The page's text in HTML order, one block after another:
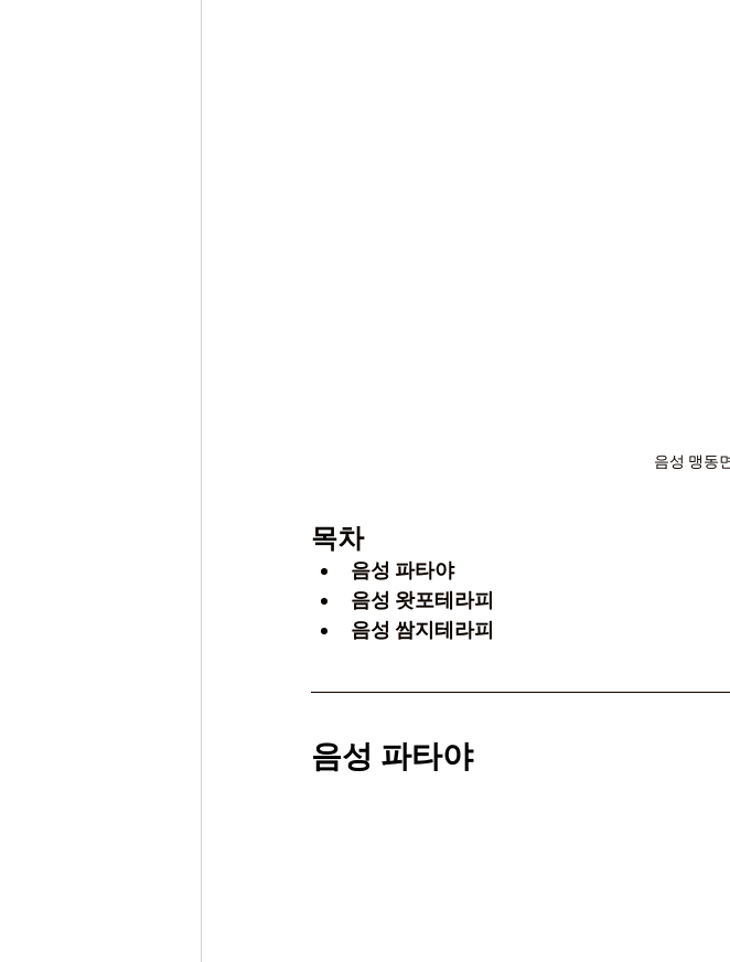
음성 맹동
목차
음성 파타야
음성 왓포테라피
음성 쌈지테라피
음성 파타야